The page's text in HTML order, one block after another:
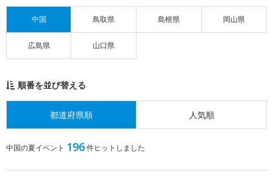
中国 鳥取県 島根県 岡山県
広島県 山口県
順番を並び替える
都道府県順 人気順
中国の夏イベント 196件ヒットしました